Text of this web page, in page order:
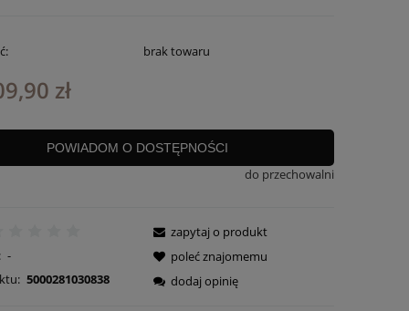
brak towaru
zł
POWIADOM O DOSTĘPNOŚCI
do przechowalni
-
5000281030838
zapytaj o produkt
poleć znajomemu
dodaj opinię